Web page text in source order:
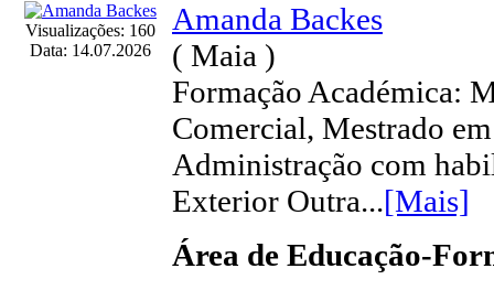
Visualizações: 160
Data: 14.07.2026
Amanda Backes
( Maia )
Formação Académica:
Comercial, Mestrado
Administração com
Exterior Outra...[Mais]
Área de Educação-